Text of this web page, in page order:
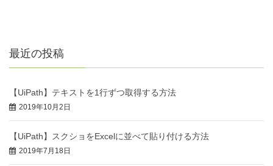
最近の投稿
【UiPath】テキストを1行ずつ取得する方法
2019年10月2日
【UiPath】スクショをExcelに並べて貼り付ける方法
2019年7月18日